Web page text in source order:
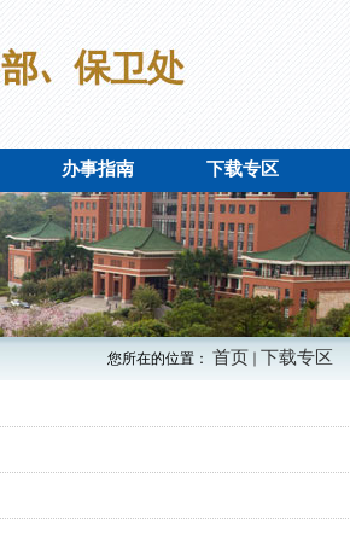
办事指南 下载专区
您所在的位置： 首页 下载专区